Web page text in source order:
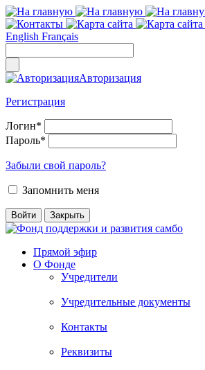
English Français
Авторизация
Регистрация
Логин*
Пароль*
Забыли свой пароль?
Запомнить меня
Прямой эфир
О Фонде
Учредители
Учредительные документы
Контакты
Реквизиты